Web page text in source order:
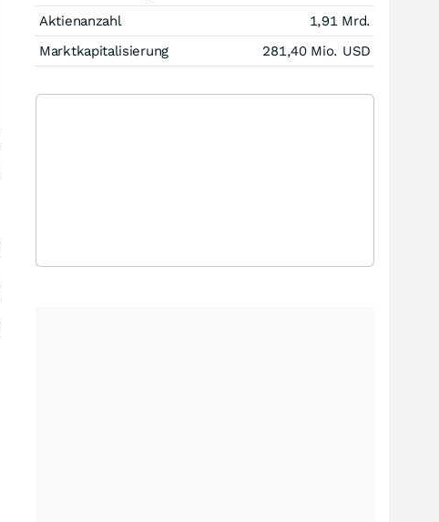
Aktienanzahl
1,91 Mrd.
Marktkapitalisierung
281,40 Mio. USD